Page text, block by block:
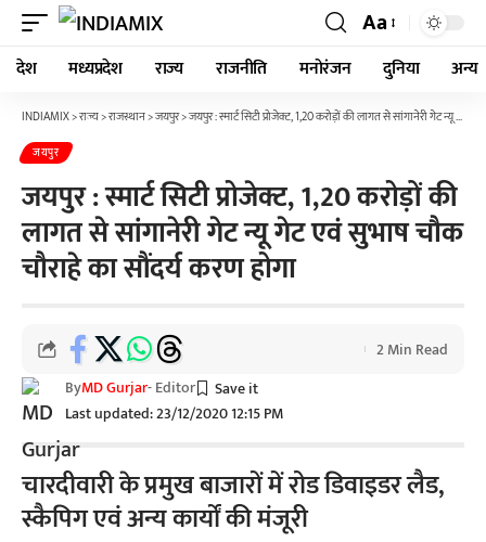
Aa
देश मध्यप्रदेश राज्य राजनीति मनोरंजन दुनिया अन्य
INDIAMIX>राज्य>राजस्थान>जयपुर>जयपुर : स्मार्ट सिटी प्रोजेक्ट, 1,20 करोड़ों की लागत से सांगानेरी गेट न्यू गेट एवं सुभाष चौक चौराहे का सौंदर्य करण होगा
जयपुर
जयपुर : स्मार्ट सिटी प्रोजेक्ट, 1,20 करोड़ों की
लागत से सांगानेरी गेट न्यू गेट एवं सुभाष चौक
चौराहे का सौंदर्य करण होगा
Last updated: 23/12/2020 12:15 PM
ByMD Gurjar- Editor
2 Min Read
चारदीवारी के प्रमुख बाजारों में रोड डिवाइडर लैड,
स्कैपिग एवं अन्य कार्यों की मंजूरी